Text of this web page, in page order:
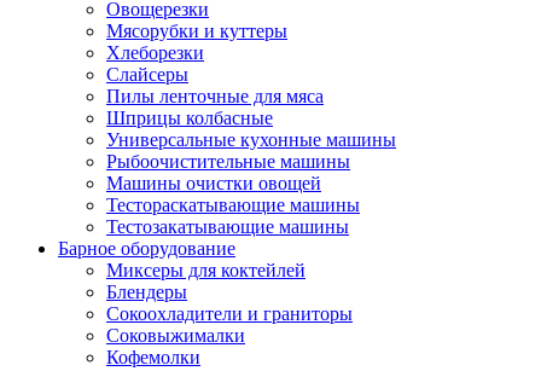
Овощерезки
Мясорубки и куттеры
Хлеборезки
Слайсеры
Пилы ленточные для мяса
Шприцы колбасные
Универсальные кухонные машины
Рыбоочистительные машины
Машины очистки овощей
Тестораскатывающие машины
Тестозакатывающие машины
Барное оборудование
Миксеры для коктейлей
Блендеры
Сокоохладители и граниторы
Соковыжималки
Кофемолки